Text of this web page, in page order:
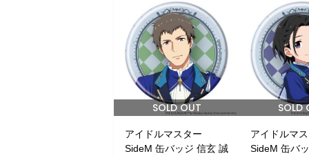
SOLD OUT
アイドルマスター
SideM 缶バッジ 信玄 誠
SOLD
アイドルマ
SideM 缶バ